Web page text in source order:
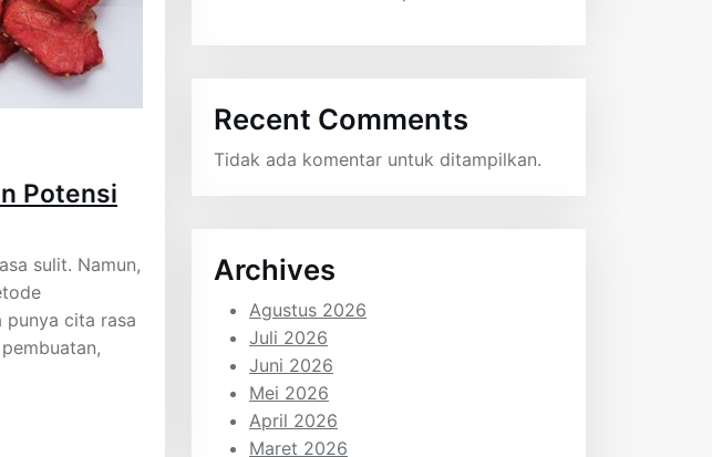
Potensi
sulit. Namun,
punya cita rasa
Recent Comments
Tidak ada komentar untuk ditampilkan.
Archives
Agustus 2026
Juli 2026
Juni 2026
Mei 2026
April 2026
Maret 2026